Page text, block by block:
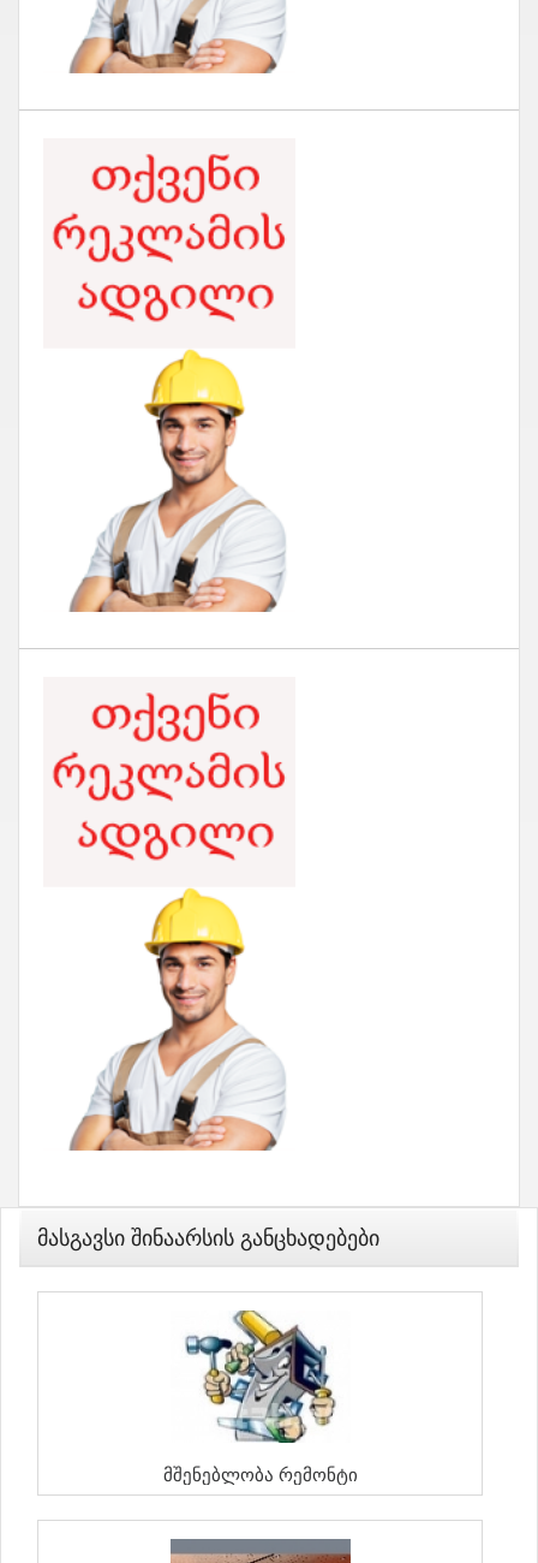
Მასგავსი Შინაარსის Განცხადებები
Მშენებლობა Რემონტი